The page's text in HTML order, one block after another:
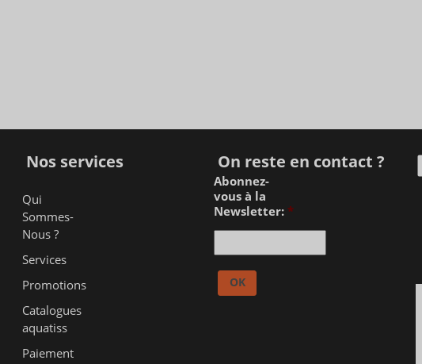
Nos services
Qui
Sommes-
Nous ?
Services
Promotions
Catalogues
aquatiss
Paiement
On reste en contact ?
Abonnez-
vous à la
Newsletter: *